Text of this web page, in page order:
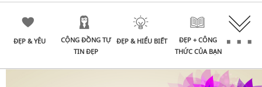
ĐẸP & YÊU
CỘNG ĐỒNG TỰ
TIN ĐẸP
ĐẸP & HIỂU BIẾT
ĐẸP + CÔNG
THỨC CỦA BẠN